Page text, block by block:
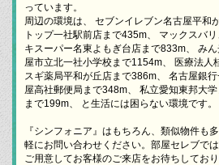
っています。
周辺の環境は、 セブンイレブン名古屋平和
トップ一社駅前店まで435m、 マックスバ
キスーパー名東よもぎ台店まで833m、 み
屋市立北一社小学校まで1154m、 医療法人
スギ薬局平和が丘店まで386m、 名古屋銀
屋高社郵便局まで348m、 私立愛知東邦大
まで199m、 と生活には困らない環境です。
『シンフォニア』はもちろん、類似物件も
軽にお問い合わせください。部屋セレブで
ご用意してお客様のご来店をお待ちしてお